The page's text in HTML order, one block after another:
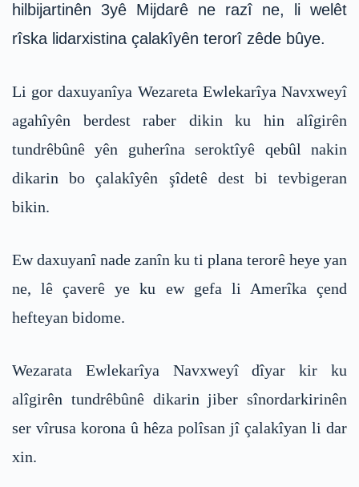
hilbijartinên 3yê Mijdarê ne razî ne, li welêt
rîska lidarxistina çalakîyên terorî zêde bûye.
Li gor daxuyanîya Wezareta Ewlekarîya Navxweyî
agahîyên berdest raber dikin ku hin alîgirên
tundrêbûnê yên guherîna seroktîyê qebûl nakin
dikarin bo çalakîyên şîdetê dest bi tevbigeran
bikin.
Ew daxuyanî nade zanîn ku ti plana terorê heye yan
ne, lê çaverê ye ku ew gefa li Amerîka çend
hefteyan bidome.
Wezarata Ewlekarîya Navxweyî dîyar kir ku
alîgirên tundrêbûnê dikarin jiber sînordarkirinên
ser vîrusa korona û hêza polîsan jî çalakîyan li dar
xin.